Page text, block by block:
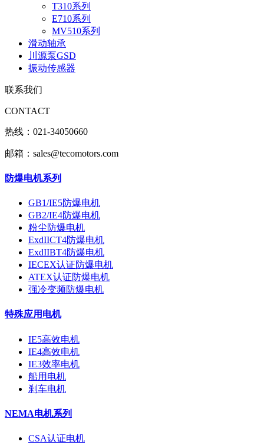
T310系列
E710系列
MV510系列
滑动轴承
川源泵GSD
振动传感器
联系我们
CONTACT
热线：021-34050660
邮箱：sales@tecomotors.com
防爆电机系列
GB1/IE5防爆电机
GB2/IE4防爆电机
粉尘防爆电机
ExdIICT4防爆电机
ExdIIBT4防爆电机
IECEX认证防爆电机
ATEX认证防爆电机
强冷变频防爆电机
特殊应用电机
IE5高效电机
IE4高效电机
IE3效率电机
船用电机
刹车电机
NEMA电机系列
CSA认证电机